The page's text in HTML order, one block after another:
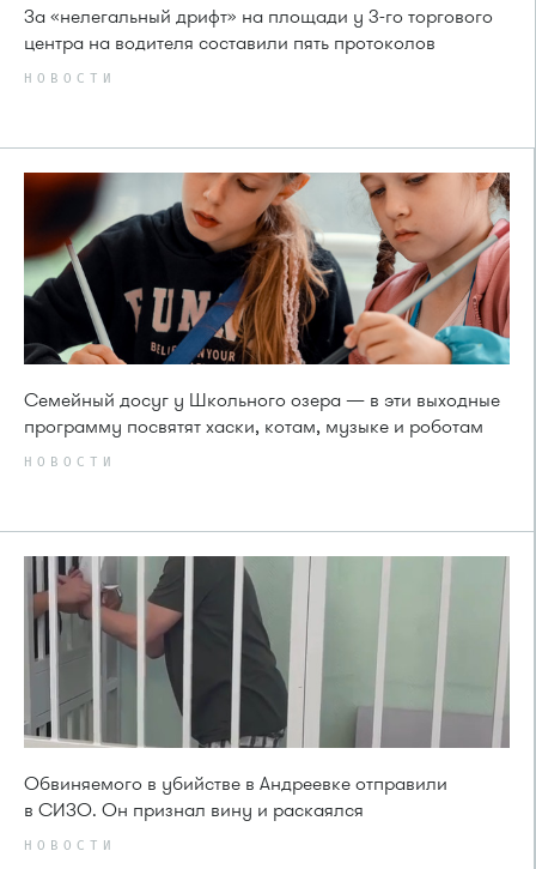
За «нелегальный дрифт» на площади у 3-го торгового
центра на водителя составили пять протоколов
НОВОСТИ
Семейный досуг у Школьного озера — в эти выходные
программу посвятят хаски, котам, музыке и роботам
НОВОСТИ
Обвиняемого в убийстве в Андреевке отправили
в СИЗО. Он признал вину и раскаялся
НОВОСТИ